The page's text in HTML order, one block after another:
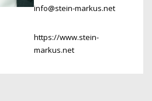
info@stein-markus.net
https://www.stein-
markus.net